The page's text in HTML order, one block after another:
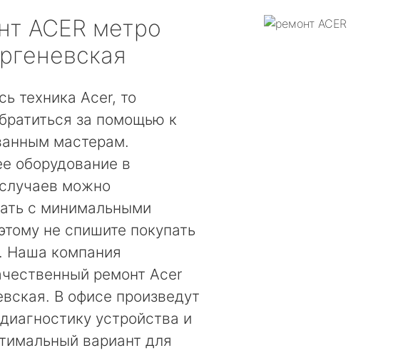
ACER метро
техника Acer, то
за помощью к
мастерам.
оборудование в
можно
с минимальными
не спишите покупать
Наша компания
ремонт Acer
В офисе произведут
устройства и
вариант для